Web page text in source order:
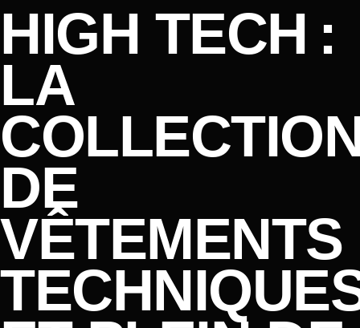
HIGH TECH :
LA
DE
VÊTEMENTS